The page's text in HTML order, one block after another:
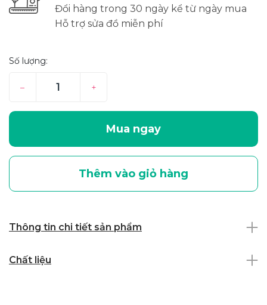
Đổi hàng trong 30 ngày kể từ ngày mua
Hỗ trợ sửa đồ miễn phí
Số lượng:
– +
Mua ngay
Thêm vào giỏ hàng
Thông tin chi tiết sản phẩm
Chất liệu